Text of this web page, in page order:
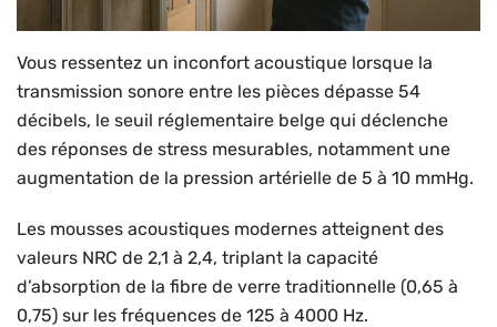
Vous ressentez un inconfort acoustique lorsque la
transmission sonore entre les pièces dépasse 54
décibels, le seuil réglementaire belge qui déclenche
des réponses de stress mesurables, notamment une
augmentation de la pression artérielle de 5 à 10 mmHg.
Les mousses acoustiques modernes atteignent des
valeurs NRC de 2,1 à 2,4, triplant la capacité
d’absorption de la fibre de verre traditionnelle (0,65 à
0,75) sur les fréquences de 125 à 4000 Hz.